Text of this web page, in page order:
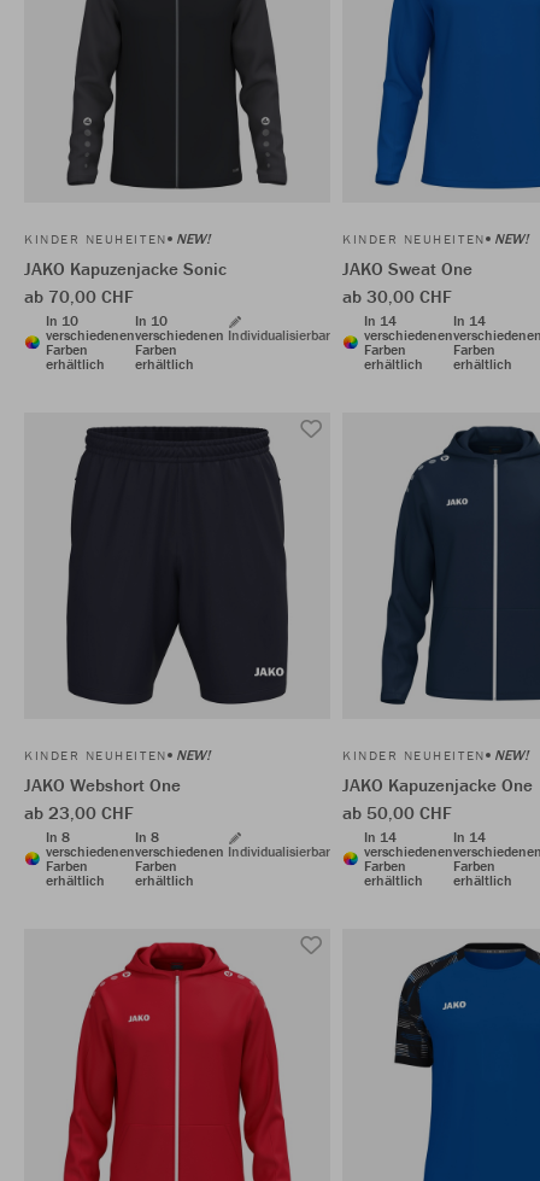
KINDER NEUHEITEN NEW!
JAKO Kapuzenjacke Sonic
ab 70,00 CHF
In 10
verschiedenen
Farben
erhältlich
In 10
verschiedenen
Farben
erhältlich
Individualisierbar
KINDER NEUHEITEN NEW!
JAKO Sweat One
ab 30,00 CHF
In 14
verschiedenen
Farben
erhältlich
In 14
Farben
erhältlich
KINDER NEUHEITEN NEW!
JAKO Webshort One
ab 23,00 CHF
In 8
verschiedenen
Farben
erhältlich
In 8
verschiedenen
Farben
erhältlich
Individualisierbar
KINDER NEUHEITEN NEW!
JAKO Kapuzenjacke One
ab 50,00 CHF
In 14
verschiedenen
Farben
erhältlich
In 14
Farben
erhältlich